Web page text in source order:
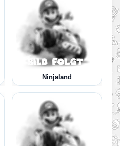
Ninjaland